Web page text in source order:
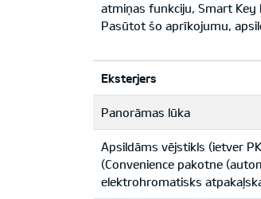
atmiņas funkciju, Smart Key
Pasūtot šo aprīkojumu,
Eksterjers
Panorāmas lūka
Apsildāms vējstikls (ietver
(Convenience pakotne
elektrohromatisks